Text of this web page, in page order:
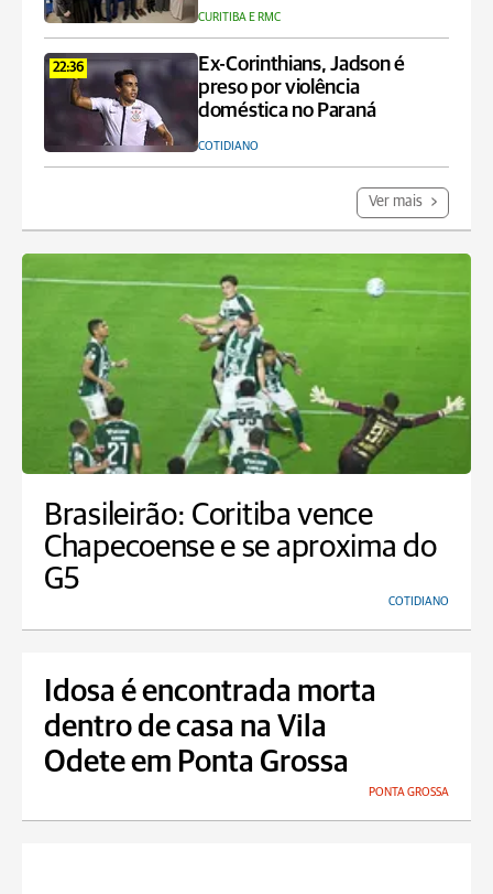
CURITIBA E RMC
22:36
Ex-Corinthians, Jadson é
preso por violência
doméstica no Paraná
COTIDIANO
Ver mais
Brasileirão: Coritiba vence
Chapecoense e se aproxima do
G5
COTIDIANO
Idosa é encontrada morta
dentro de casa na Vila
Odete em Ponta Grossa
PONTA GROSSA